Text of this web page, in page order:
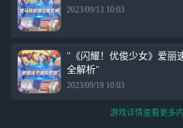
2023/09/13 10:03
"《闪耀！优俊少女》爱丽
全解析"
2023/09/19 10:03
游戏详情查看更多